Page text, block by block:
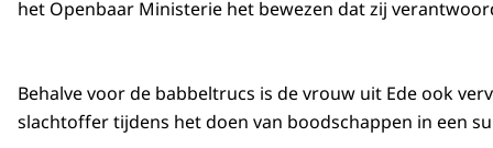
het Openbaar Ministerie het bewezen dat zij
Behalve voor de babbeltrucs is de vrouw uit Ede ook
slachtoffer tijdens het doen van boodschappen in een